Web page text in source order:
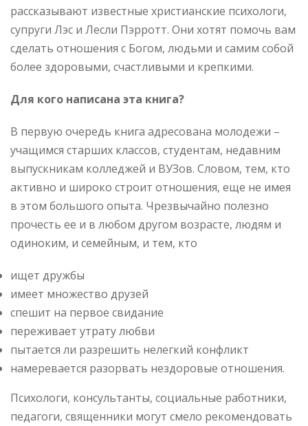
рассказывают известные христианские психологи,
супруги Лэс и Лесли Пэрротт. Они хотят помочь вам
сделать отношения с Богом, людьми и самим собой
более здоровыми, счастливыми и крепкими.
Для кого написана эта книга?
В первую очередь книга адресована молодежи –
учащимся старших классов, студентам, недавним
выпускникам колледжей и ВУЗов. Словом, тем, кто
активно и широко строит отношения, еще не имея
в этом большого опыта. Чрезвычайно полезно
прочесть ее и в любом другом возрасте, людям и
одиноким, и семейным, и тем, кто
ищет дружбы
имеет множество друзей
спешит на первое свидание
переживает утрату любви
пытается ли разрешить нелегкий конфликт
намеревается разорвать нездоровые отношения.
Психологи, консультанты, социальные работники,
педагоги, священники могут смело рекомендовать